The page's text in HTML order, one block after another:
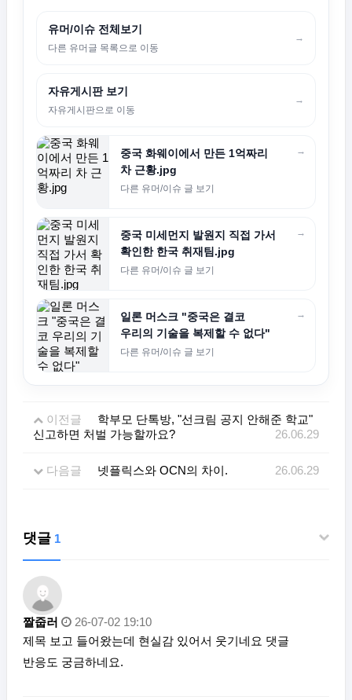
유머/이슈 전체보기
다른 유머글 목록으로 이동
→
자유게시판 보기
자유게시판으로 이동
→
중국 화웨이에서 만든 1억짜리
차 근황.jpg
다른 유머/이슈 글 보기
→
중국 미세먼지 발원지 직접 가서
확인한 한국 취재팀.jpg
다른 유머/이슈 글 보기
→
일론 머스크 "중국은 결코
우리의 기술을 복제할 수 없다"
다른 유머/이슈 글 보기
→
이전글
학부모 단톡방, "선크림 공지 안해준 학교"
신고하면 처벌 가능할까요?
26.06.29
다음글 넷플릭스와 OCN의 차이. 26.06.29
댓글 1
짤줍러
26-07-02 19:10
제목 보고 들어왔는데 현실감 있어서 웃기네요 댓글
반응도 궁금하네요.